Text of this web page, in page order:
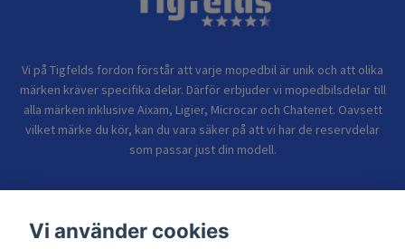
Vi på Tigfelds fordon förstår att varje mopedbil är unik och att olika
märken kräver specifika delar. Därför erbjuder vi mopedbilsdelar till
alla märken inklusive Aixam, Ligier, Microcar och Chatenet. Oavsett
vilket märke du kör, kan du vara säker på att vi har de reservdelar
som passar just din modell.
Vi använder cookies